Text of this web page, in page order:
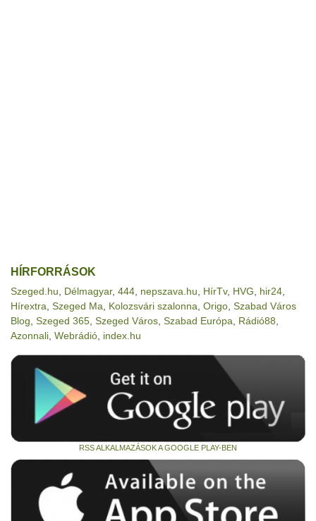
HÍRFORRÁSOK
Szeged.hu Délmagyar, 444 nepszava.hu HírTv, HVG hir24
Hírextra Szeged Ma Kolozsvári szalonna Origo Szabad Város
Blog Szeged 365 Szeged Város Szabad Európa Rádió88
Azonnali Webrádió index.hu
RSS ALKALMAZÁSOK A GOOGLE PLAY-BEN